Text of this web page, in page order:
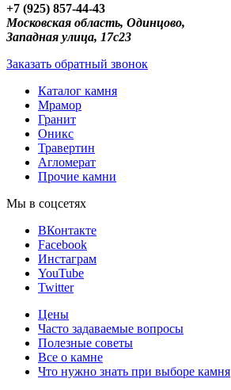
+7 (925) 857-44-43
Московская область, Одинцово,
Западная улица, 17с23
Заказать обратный звонок
Каталог камня
Мрамор
Гранит
Оникс
Травертин
Агломерат
Прочие камни
Мы в соцсетях
ВКонтакте
Facebook
Инстаграм
YouTube
Twitter
Цены
Часто задаваемые вопросы
Полезные советы
Все о камне
Что нужно знать при выборе камня